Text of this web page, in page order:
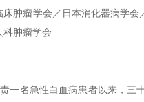
肿瘤学会／日本消化器病学
科肿瘤学会
一名急性白血病患者以来，